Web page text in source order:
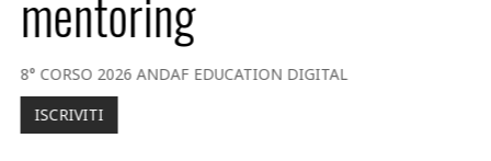
mentoring
8° CORSO 2026 ANDAF EDUCATION DIGITAL
ISCRIVITI